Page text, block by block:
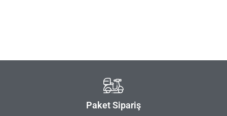
Paket Sipariş